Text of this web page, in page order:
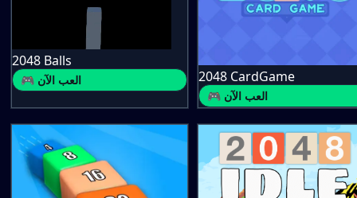
2048 Balls
🎮 العب الآن 2048 CardGame
🎮 العب الآن